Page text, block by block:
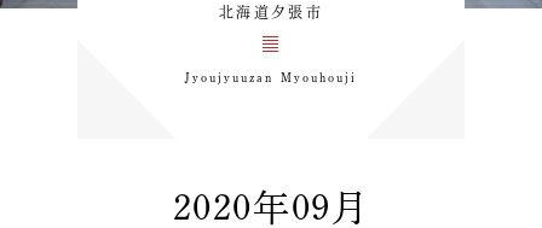
北海道夕張市
Jyoujyuuzan Myouhouji
2020年09月